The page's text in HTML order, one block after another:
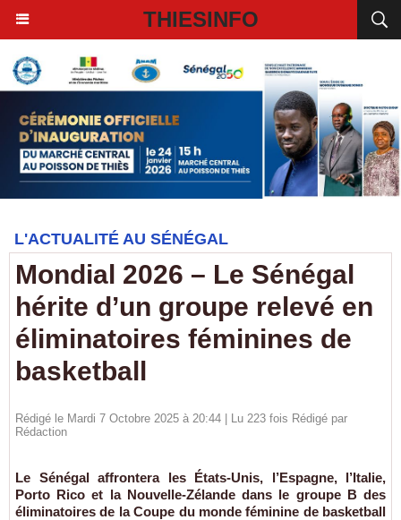
THIESINFO
L'ACTUALITÉ AU SÉNÉGAL
Mondial 2026 – Le Sénégal
hérite d’un groupe relevé en
éliminatoires féminines de
basketball
Rédigé le Mardi 7 Octobre 2025 à 20:44 | Lu 223 fois Rédigé par
Rédaction
Le Sénégal affrontera les États-Unis, l’Espagne, l’Italie,
Porto Rico et la Nouvelle-Zélande dans le groupe B des
éliminatoires de la Coupe du monde féminine de basketball